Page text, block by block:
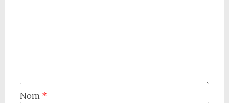
Nom *